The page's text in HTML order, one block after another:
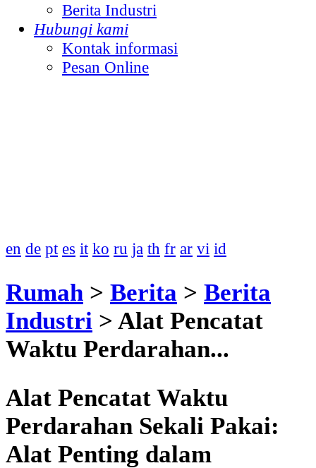
Berita Industri
Hubungi kami
Kontak informasi
Pesan Online
en de pt es it ko ru ja th fr ar vi id
Rumah > Berita > Berita
Industri > Alat Pencatat
Waktu Perdarahan...
Alat Pencatat Waktu
Perdarahan Sekali Pakai:
Alat Penting dalam